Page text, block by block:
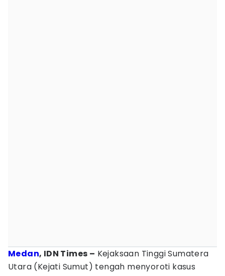
Medan, IDN Times – Kejaksaan Tinggi Sumatera
Utara (Kejati Sumut) tengah menyoroti kasus